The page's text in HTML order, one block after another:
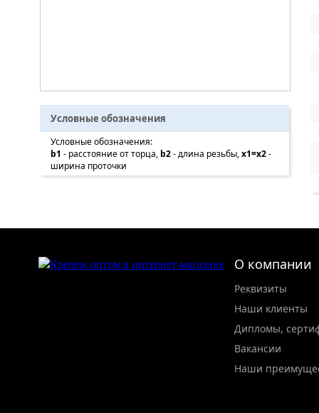
Условные обозначения
Условные обозначения:
b1 - расстояние от торца, b2- длина резьбы,x1=x2-
ширина проточки
О компании
Реквизиты
Наши клиенты
Дипломы,
Вакансии
Наши